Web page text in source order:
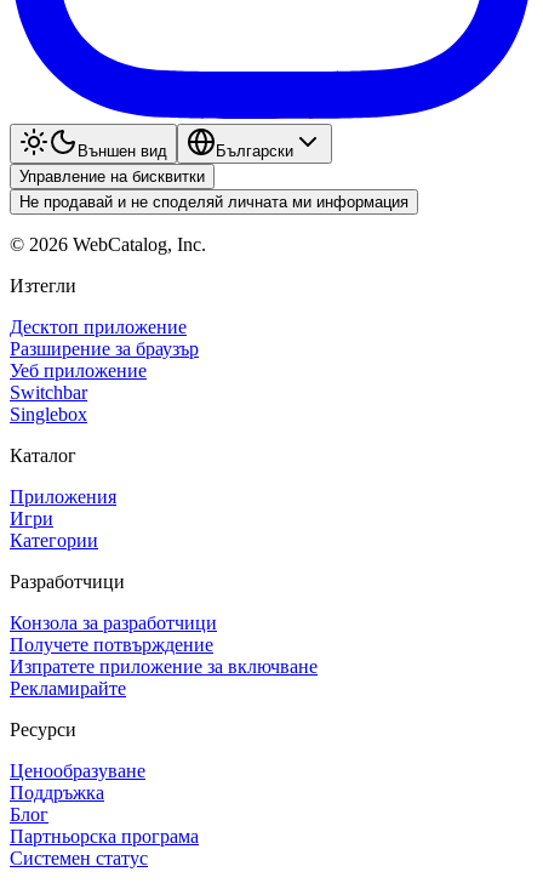
Външен вид
Български
Управление на бисквитки
Не продавай и не споделяй личната ми информация
© 2026 WebCatalog, Inc.
Изтегли
Десктоп приложение
Разширение за браузър
Уеб приложение
Switchbar
Singlebox
Каталог
Приложения
Игри
Категории
Разработчици
Конзола за разработчици
Получете потвърждение
Изпратете приложение за включване
Рекламирайте
Ресурси
Ценообразуване
Поддръжка
Блог
Партньорска програма
Системен статус